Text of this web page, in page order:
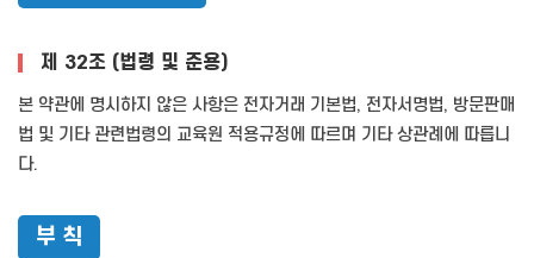
제 32조 (법령 및 준용)
본 약관에 명시하지 않은 사항은 전자거래 기본법, 전자서명법, 방문판매
법 및 기타 관련법령의 교육원 적용규정에 따르며 기타 상관례에 따릅니
다.
부 칙